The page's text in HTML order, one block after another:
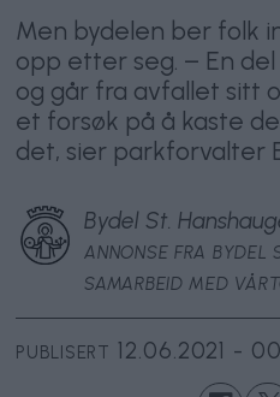
Men bydelen ber folk
opp etter seg. – En
og går fra avfallet sitt
et forsøk på å kaste
det, sier parkforvalter
Bydel St.
ANNONSE FRA BYDEL
SAMARBEID MED
PUBLISERT 12.06.2021 -